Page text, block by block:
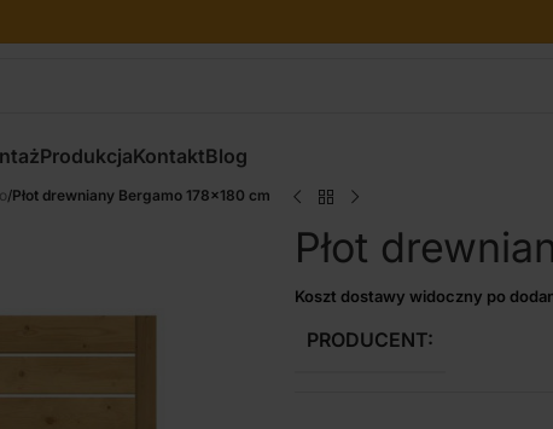
ProdukcjaKontaktBlog
/Płot drewniany Bergamo 178×180 cm
Płot
Koszt dostawy widoczny po
PRODUCENT: